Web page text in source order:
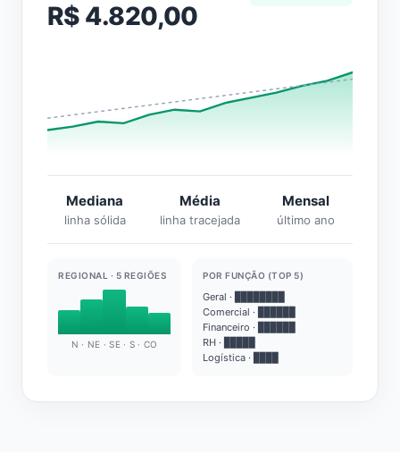
R$ 4.820,00
Mediana
linha sólida
Média
linha tracejada
Mensal
último ano
REGIONAL · 5 REGIÕES
N · NE · SE · S · CO
POR FUNÇÃO (TOP 5)
Geral · ████████
Comercial · ██████
Financeiro · ██████
RH · █████
Logística · ████